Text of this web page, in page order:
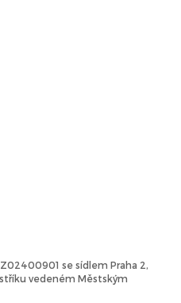
se sídlem Praha 2,
vedeném Městským